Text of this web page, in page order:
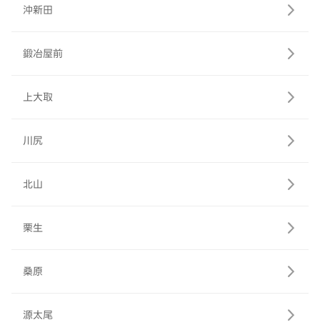
沖新田
鍛冶屋前
上大取
川尻
北山
栗生
桑原
源太尾